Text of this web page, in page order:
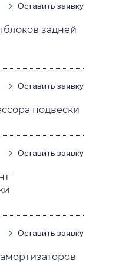
Оставить заявку
задней
Оставить заявку
подвески
Оставить заявку
Оставить заявку